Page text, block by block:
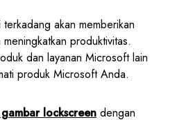
akan memberikan
produktivitas.
dan layanan Microsoft lain
produk Microsoft Anda.
lockscreen dengan